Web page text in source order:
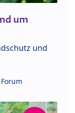
um
und